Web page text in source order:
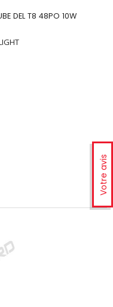
Votre avis
DEL T8 48PO 10W